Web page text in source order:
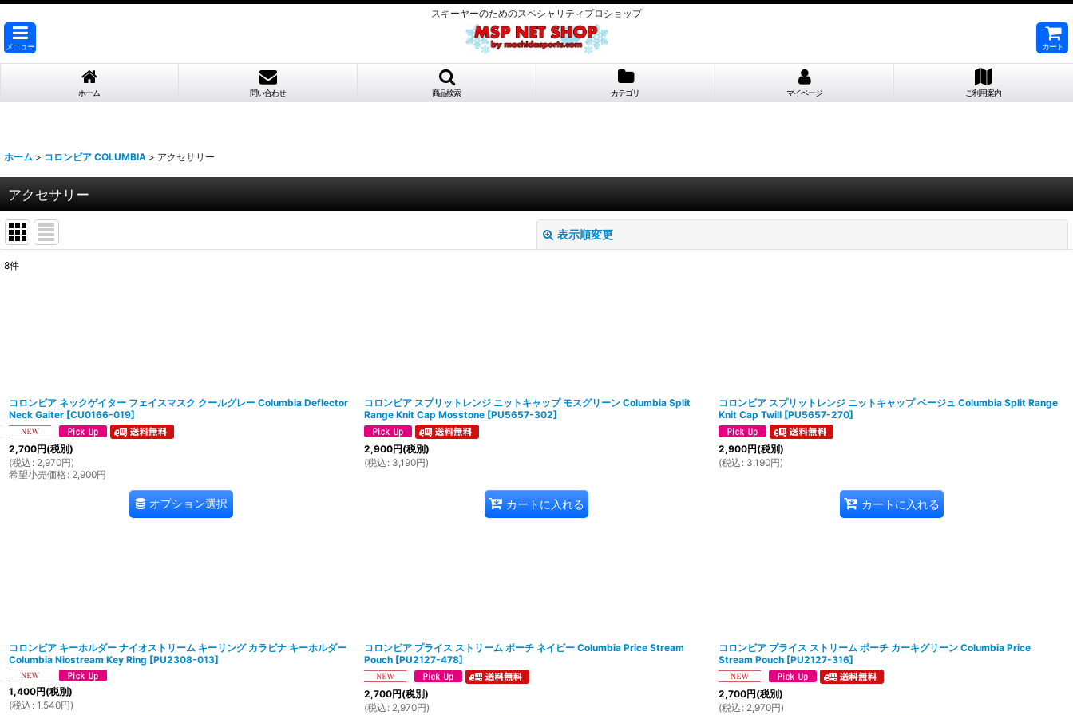
スキーヤーのためのスペシャリティプロショップ
メニュー カート
ホーム 問い合わせ 商品検索 カテゴリ マイページ ご利用案内
ホーム > コロンビア COLUMBIA > アクセサリー
アクセサリー
表示順変更
8件
コロンビア ネックゲイター フェイスマスク クールグレー Columbia Deflector
Neck Gaiter [CU0166-019]
2,700円(税別)
(税込 : 2,970円)
希望小売価格: 2,900円
オプション選択
コロンビア スプリットレンジ ニットキャップ モスグリーン Columbia Split
Range Knit Cap Mosstone [PU5657-302]
2,900円(税別)
(税込 : 3,190円)
カートに入れる
コロンビア スプリットレンジ ニットキャップ ベージュ Columbia Split Range
Knit Cap Twill [PU5657-270]
2,900円(税別)
(税込 : 3,190円)
カートに入れる
コロンビア キーホルダー ナイオストリーム キーリング カラビナ キーホルダー
Columbia Niostream Key Ring [PU2308-013]
1,400円(税別)
(税込 : 1,540円)
コロンビア プライス ストリーム ポーチ ネイビー Columbia Price Stream
Pouch [PU2127-478]
2,700円(税別)
(税込 : 2,970円)
コロンビア プライス ストリーム ポーチ カーキグリーン Columbia Price
Stream Pouch [PU2127-316]
2,700円(税別)
(税込 : 2,970円)